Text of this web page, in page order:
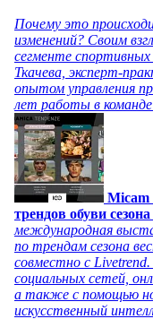
Почему это
изменений? Своим
сегменте
Ткачева, эксперт-
опытом управления
лет работы в
Micam
трендов обуви
международная
по трендам сезона
совместно с
социальных сетей,
а также с помощью
искусственный